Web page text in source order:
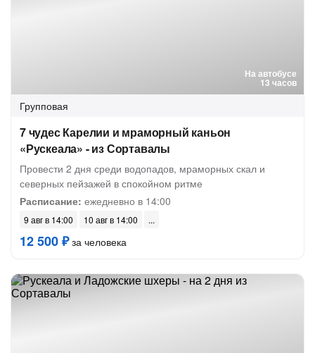
На автобусе
13 часов
Групповая
7 чудес Карелии и мраморный каньон
«Рускеала» - из Сортавалы
Провести 2 дня среди водопадов, мраморных скал и
северных пейзажей в спокойном ритме
Расписание: ежедневно в 14:00
9 авг в 14:00 10 авг в 14:00
12 500 ₽за человека